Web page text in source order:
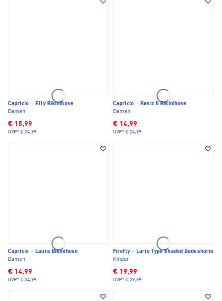
Capricio · Elly Bikinihose
Damen
€ 15,99
UVP* € 24,99
Capricio · Basic II Bikinihose
Damen
€ 14,99
UVP* € 24,99
Capricio · Laura Bikinihose
Damen
€ 14,99
UVP* € 24,99
Firefly · Lario Typo Shaded Badeshorts
Kinder
€ 19,99
UVP* € 29,99